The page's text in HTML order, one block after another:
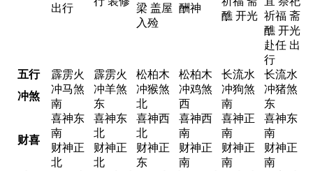
出行
梁 盖屋
入殓
酬神
醮 开光 祈福 斋
醮 开光
赴任 出
行
五行
霹雳火 霹雳火 松柏木 松柏木 长流水
长流水
冲煞
冲马煞
南
冲羊煞
东
冲猴煞
北
冲鸡煞
西
冲狗煞
南
冲猪煞
东
财喜
喜神东
南
财神正
北
喜神东
北
财神正
北
喜神西
北
财神正
东
喜神西
南
财神正
南
喜神正
南
财神正
南
喜神东
南
财神正
南